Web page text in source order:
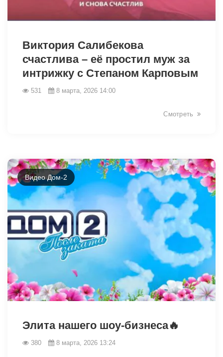
Виктория Салибекова
счастлива – её простил муж за
интрижку с Степаном Карповым
531 8 марта, 2026 14:00
Смотреть
Видео Дом-2
Элита нашего шоу-бизнеса🔥
380 8 марта, 2026 13:24